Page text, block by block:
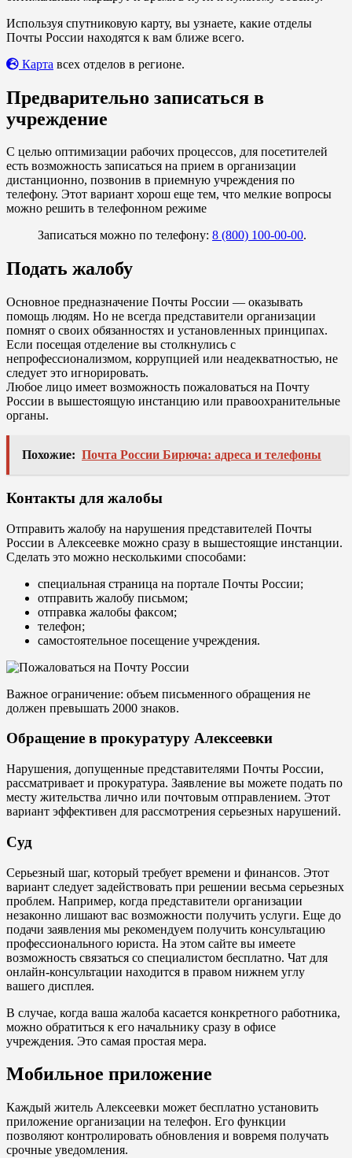
Используя спутниковую карту, вы узнаете, какие отделы
Почты России находятся к вам ближе всего.
Карта всех отделов в регионе.
Предварительно записаться в
учреждение
С целью оптимизации рабочих процессов, для посетителей
есть возможность записаться на прием в организации
дистанционно, позвонив в приемную учреждения по
телефону. Этот вариант хорош еще тем, что мелкие вопросы
можно решить в телефонном режиме
Записаться можно по телефону: 8 (800) 100-00-00.
Подать жалобу
Основное предназначение Почты России — оказывать
помощь людям. Но не всегда представители организации
помнят о своих обязанностях и установленных принципах.
Если посещая отделение вы столкнулись с
непрофессионализмом, коррупцией или неадекватностью, не
следует это игнорировать.
Любое лицо имеет возможность пожаловаться на Почту
России в вышестоящую инстанцию или правоохранительные
органы.
Похожие: Почта России Бирюча: адреса и телефоны
Контакты для жалобы
Отправить жалобу на нарушения представителей Почты
России в Алексеевке можно сразу в вышестоящие инстанции.
Сделать это можно несколькими способами:
специальная страница на портале Почты России;
отправить жалобу письмом;
отправка жалобы факсом;
телефон;
самостоятельное посещение учреждения.
Важное ограничение: объем письменного обращения не
должен превышать 2000 знаков.
Обращение в прокуратуру Алексеевки
Нарушения, допущенные представителями Почты России,
рассматривает и прокуратура. Заявление вы можете подать по
месту жительства лично или почтовым отправлением. Этот
вариант эффективен для рассмотрения серьезных нарушений.
Суд
Серьезный шаг, который требует времени и финансов. Этот
вариант следует задействовать при решении весьма серьезных
проблем. Например, когда представители организации
незаконно лишают вас возможности получить услуги. Еще до
подачи заявления мы рекомендуем получить консультацию
профессионального юриста. На этом сайте вы имеете
возможность связаться со специалистом бесплатно. Чат для
онлайн-консультации находится в правом нижнем углу
вашего дисплея.
В случае, когда ваша жалоба касается конкретного работника,
можно обратиться к его начальнику сразу в офисе
учреждения. Это самая простая мера.
Мобильное приложение
Каждый житель Алексеевки может бесплатно установить
приложение организации на телефон. Его функции
позволяют контролировать обновления и вовремя получать
срочные уведомления.